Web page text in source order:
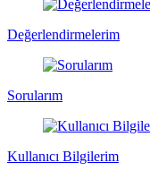
Değerlendirmelerim
Sorularım
Kullanıcı Bilgilerim